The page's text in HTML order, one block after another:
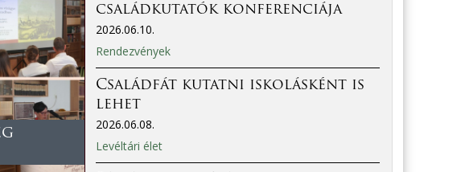
családkutatók konferenciája
2026.06.10.
Rendezvények
Családfát kutatni iskolásként is
lehet
2026.06.08.
Levéltári élet